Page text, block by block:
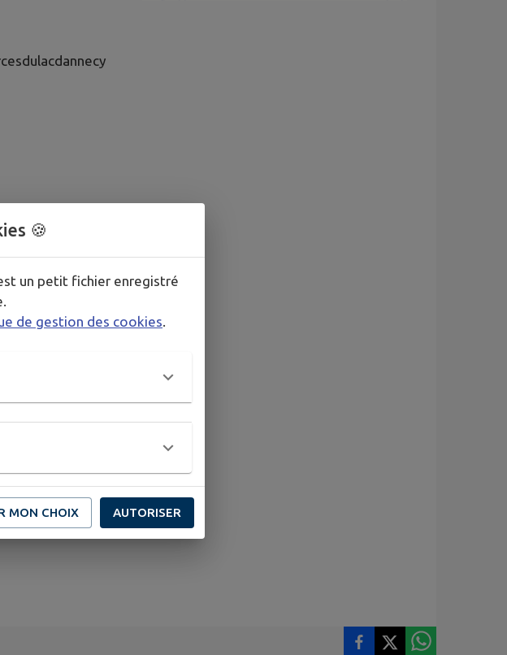
fr/
🍪
un petit fichier enregistré
de gestion des cookies.
MON CHOIX AUTORISER